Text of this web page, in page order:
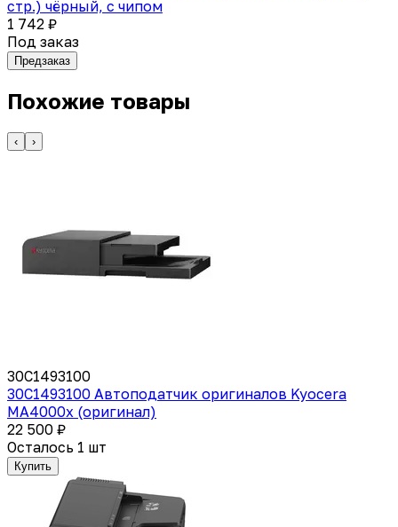
стр.) чёрный, с чипом
1 742 ₽
Под заказ
Предзаказ
Похожие товары
‹ ›
30C1493100
30C1493100 Автоподатчик оригиналов Kyocera
MA4000x (оригинал)
22 500 ₽
Осталось 1 шт
Купить